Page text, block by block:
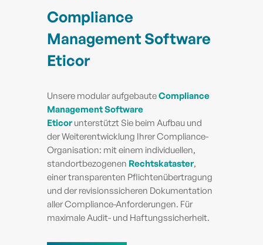
Compliance
Management Software
Eticor
Unsere modular aufgebauteCompliance
Management Software
Eticor unterstützt Sie beim Aufbau und
der Weiterentwicklung Ihrer Compliance-
Organisation: mit einem individuellen,
standortbezogenen Rechtskataster,
einer transparenten Pflichtenübertragung
und der revisionssicheren Dokumentation
aller Compliance-Anforderungen. Für
maximale Audit- und Haftungssicherheit.